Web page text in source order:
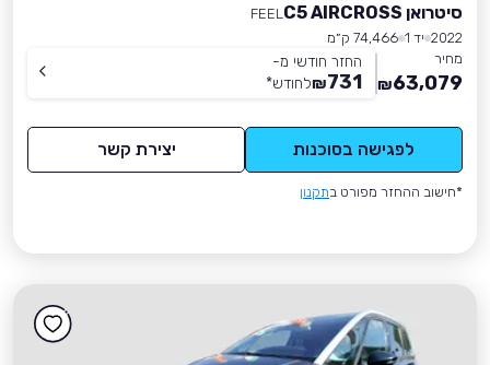
סיטרואן C5 AIRCROSS
FEEL
2022 יד 1
74,466 ק״מ
מחיר
63,079
₪
החזר חודשי מ-
731
₪לחודש*
לפגישה בסוכנות יצירת קשר
*חישוב ההחזר מפורט בתקנון